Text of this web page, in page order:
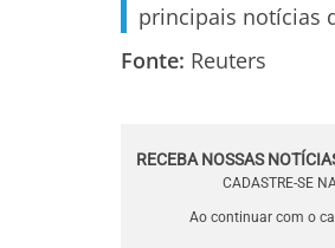
principais notícias
Fonte: Reuters
RECEBA NOSSAS
CADASTRE-SE
Ao continuar com o